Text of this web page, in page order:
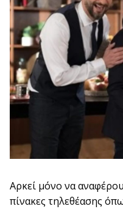
Αρκεί μόνο να
πίνακες τηλεθέασης